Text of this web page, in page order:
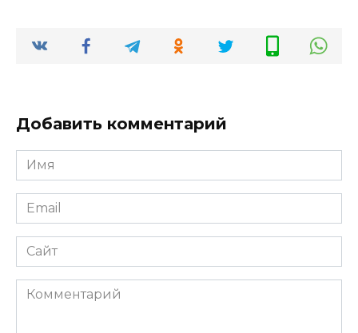
Добавить комментарий
Имя
*
Email
*
Сайт
Комментарий